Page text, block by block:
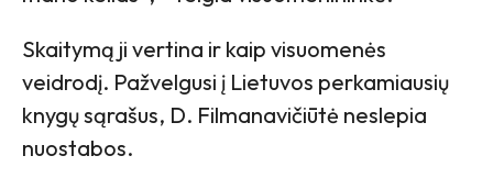
Skaitymą ji vertina ir kaip visuomenės
veidrodį. Pažvelgusi į Lietuvos perkamiausių
knygų sąrašus, D. Filmanavičiūtė neslepia
nuostabos.